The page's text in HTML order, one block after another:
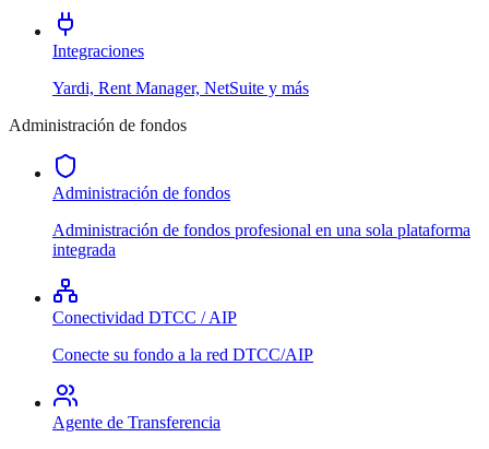
Integraciones
Yardi, Rent Manager, NetSuite y más
Administración de fondos
Administración de fondos
Administración de fondos profesional en una sola plataforma
integrada
Conectividad DTCC / AIP
Conecte su fondo a la red DTCC/AIP
Agente de Transferencia